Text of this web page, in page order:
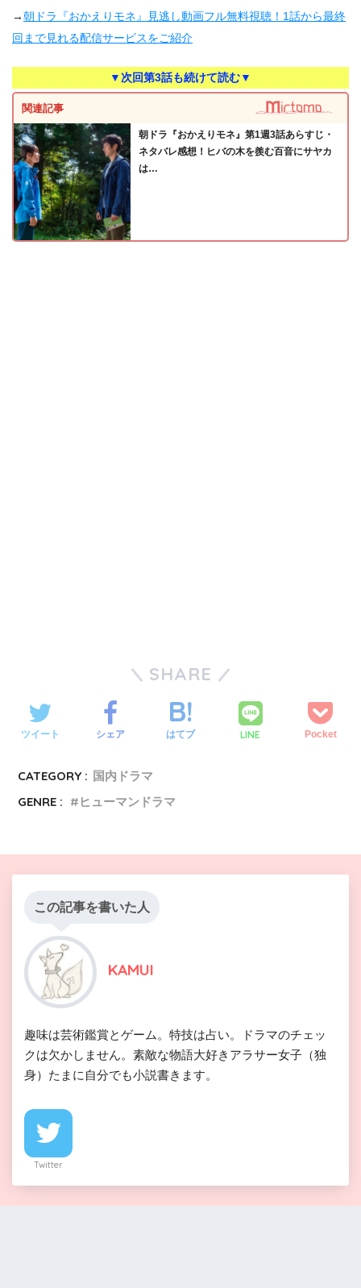
→朝ドラ『おかえりモネ』見逃し動画フル無料視聴！1話から最終
回まで見れる配信サービスをご紹介
▼次回第3話も続けて読む▼
関連記事
朝ドラ『おかえりモネ』第1週3話あらすじ・
ネタバレ感想！ヒバの木を羨む百音にサヤカ
は…
SHARE
ツイート シェア はてブ LINE Pocket
CATEGORY : 国内ドラマ
GENRE :
ヒューマンドラマ
この記事を書いた人
KAMUI
趣味は芸術鑑賞とゲーム。特技は占い。ドラマのチェッ
クは欠かしません。素敵な物語大好きアラサー女子（独
身）たまに自分でも小説書きます。
Twitter